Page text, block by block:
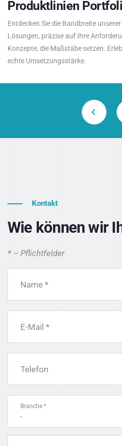
Produktlinien
Entdecken Sie die Bandbreite
Lösungen, präzise auf Ihre
Konzepte, die Maßstäbe setzen.
echte Umsetzungsstärke.
Kontakt
Wie können wir
* – Pflichtfelder
Name *
E-Mail *
Telefon
Branche *
-